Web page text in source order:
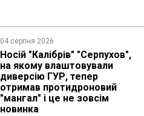
04 серпня 2026
Носій "Калібрів" "Серпухов",
на якому влаштовували
диверсію ГУР, тепер
отримав протидроновий
"мангал" і це не зовсім
новинка